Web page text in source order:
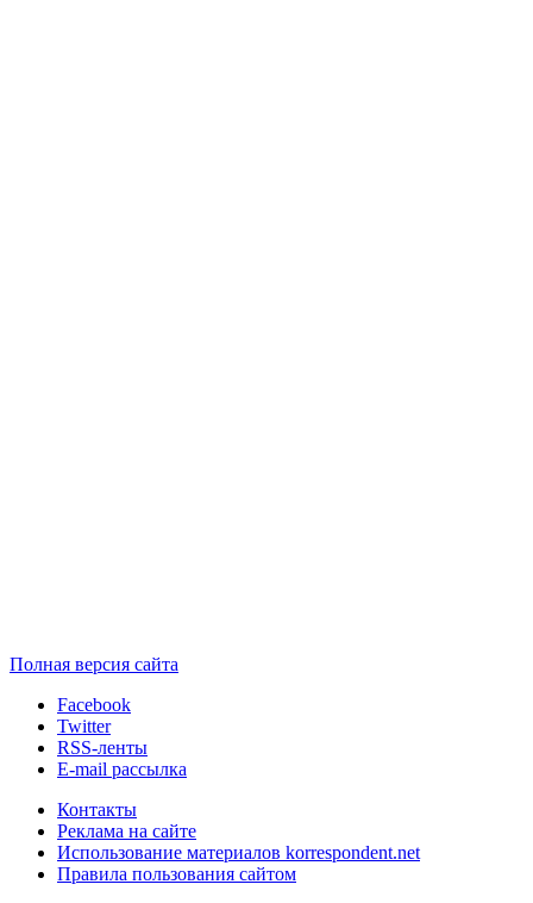
Полная версия сайта
Facebook
Twitter
RSS-ленты
E-mail рассылка
Контакты
Реклама на сайте
Использование материалов korrespondent.net
Правила пользования сайтом